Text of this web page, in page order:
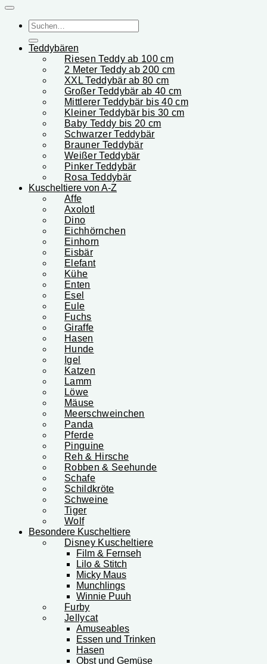
Suchen
nach:
Teddybären
Riesen Teddy ab 100 cm
2 Meter Teddy ab 200 cm
XXL Teddybär ab 80 cm
Großer Teddybär ab 40 cm
Mittlerer Teddybär bis 40 cm
Kleiner Teddybär bis 30 cm
Baby Teddy bis 20 cm
Schwarzer Teddybär
Brauner Teddybär
Weißer Teddybär
Pinker Teddybär
Rosa Teddybär
Kuscheltiere von A-Z
Affe
Axolotl
Dino
Eichhörnchen
Einhorn
Eisbär
Elefant
Kühe
Enten
Esel
Eule
Fuchs
Giraffe
Hasen
Hunde
Igel
Katzen
Lamm
Löwe
Mäuse
Meerschweinchen
Panda
Pferde
Pinguine
Reh & Hirsche
Robben & Seehunde
Schafe
Schildkröte
Schweine
Tiger
Wolf
Besondere Kuscheltiere
Disney Kuscheltiere
Film & Fernseh
Lilo & Stitch
Micky Maus
Munchlings
Winnie Puuh
Furby
Jellycat
Amuseables
Essen und Trinken
Hasen
Obst und Gemüse